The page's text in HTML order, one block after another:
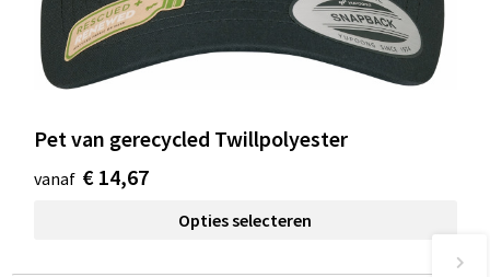
Pet van gerecycled Twillpolyester
vanaf € 14,67
Opties selecteren